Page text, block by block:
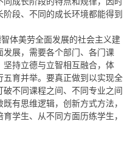
段、不同的成长环境都能得到
体美劳全面发展的社会主义建
展，需要各个部门、各门课
持立德与立智相互融合，体
育并举。要真正做到以实现全
不同课程之间、不同专业之间
有思维逻辑，创新方式方法，
学生、从不同方面历练学生，